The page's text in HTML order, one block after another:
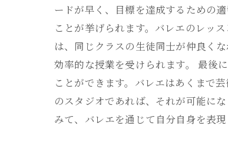
ードが早く、目標を達成するための
ことが挙げられます。バレエのレッ
は、同じクラスの生徒同士が仲良く
効率的な授業を受けられます。 最後
ことができます。バレエはあくまで
のスタジオであれば、それが可能に
みて、バレエを通じて自分自身を表